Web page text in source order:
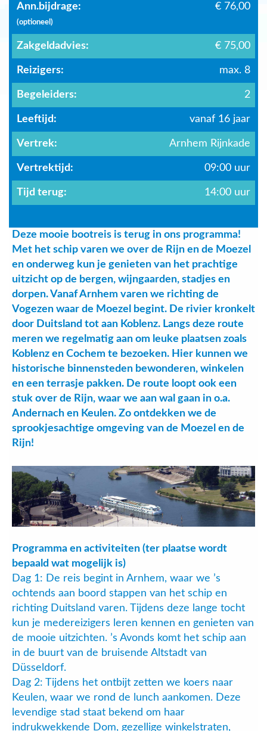
Ann.bijdrage:
(optioneel)
€ 76,00
Zakgeldadvies: € 75,00
Reizigers: max. 8
Begeleiders: 2
Leeftijd: vanaf 16 jaar
Vertrek: Arnhem Rijnkade
Vertrektijd: 09:00 uur
Tijd terug: 14:00 uur
Deze mooie bootreis is terug in ons programma!
Met het schip varen we over de Rijn en de Moezel
en onderweg kun je genieten van het prachtige
uitzicht op de bergen, wijngaarden, stadjes en
dorpen. Vanaf Arnhem varen we richting de
Vogezen waar de Moezel begint. De rivier kronkelt
door Duitsland tot aan Koblenz. Langs deze route
meren we regelmatig aan om leuke plaatsen zoals
Koblenz en Cochem te bezoeken. Hier kunnen we
historische binnensteden bewonderen, winkelen
en een terrasje pakken. De route loopt ook een
stuk over de Rijn, waar we aan wal gaan in o.a.
Andernach en Keulen. Zo ontdekken we de
sprookjesachtige omgeving van de Moezel en de
Rijn!
Programma en activiteiten (ter plaatse wordt
bepaald wat mogelijk is)
Dag 1: De reis begint in Arnhem, waar we ’s
ochtends aan boord stappen van het schip en
richting Duitsland varen. Tijdens deze lange tocht
kun je medereizigers leren kennen en genieten van
de mooie uitzichten. ’s Avonds komt het schip aan
in de buurt van de bruisende Altstadt van
Düsseldorf.
Dag 2: Tijdens het ontbijt zetten we koers naar
Keulen, waar we rond de lunch aankomen. Deze
levendige stad staat bekend om haar
indrukwekkende Dom, gezellige winkelstraten,